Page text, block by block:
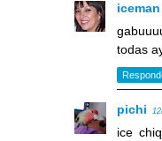
iceman
todas
pichi
ice